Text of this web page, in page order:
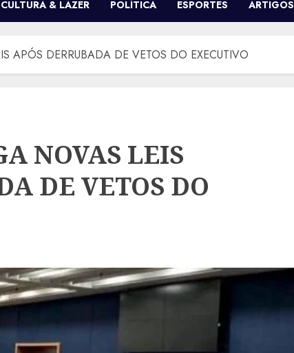
CULTURA & LAZER POLÍTICA ESPORTES ARTIGOS
APÓS DERRUBADA DE VETOS DO EXECUTIVO
NOVAS LEIS
DE VETOS DO